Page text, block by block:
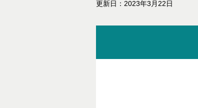
更新日：2023年3月22日